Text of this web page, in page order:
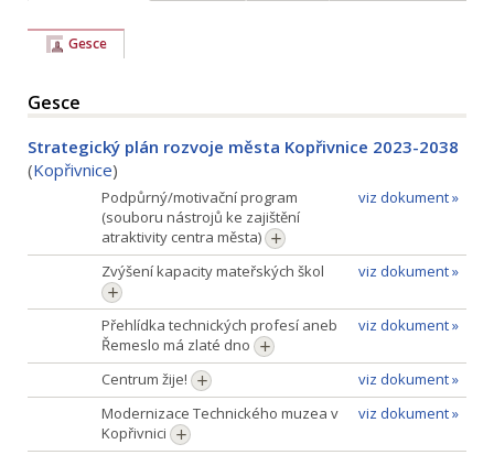
Gesce
Gesce
Strategický plán rozvoje města Kopřivnice 2023-2038
(Kopřivnice)
Podpůrný/motivační program
(souboru nástrojů ke zajištění
atraktivity centra města)
viz dokument »
Zvýšení kapacity mateřských škol viz dokument »
Přehlídka technických profesí aneb
Řemeslo má zlaté dno
viz dokument »
Centrum žije!
viz dokument »
Modernizace Technického muzea v
Kopřivnici
viz dokument »